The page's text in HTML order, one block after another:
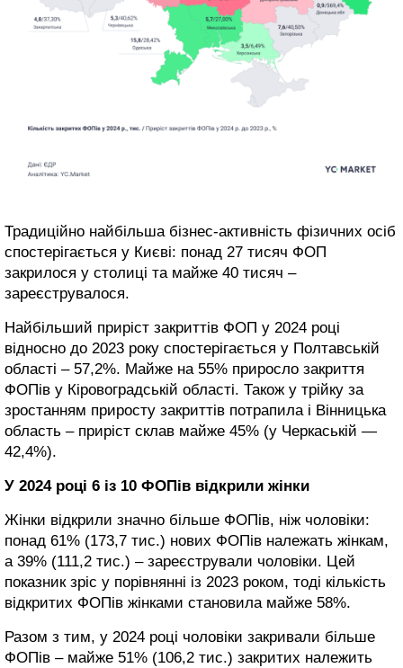
Традиційно найбільша бізнес-активність фізичних осіб
спостерігається у Києві: понад 27 тисяч ФОП
закрилося у столиці та майже 40 тисяч –
зареєструвалося.
Найбільший приріст закриттів ФОП у 2024 році
відносно до 2023 року спостерігається у Полтавській
області – 57,2%. Майже на 55% приросло закриття
ФОПів у Кіровоградській області. Також у трійку за
зростанням приросту закриттів потрапила і Вінницька
область – приріст склав майже 45% (у Черкаській —
42,4%).
У 2024 році 6 із 10 ФОПів відкрили жінки
Жінки відкрили значно більше ФОПів, ніж чоловіки:
понад 61% (173,7 тис.) нових ФОПів належать жінкам,
а 39% (111,2 тис.) – зареєстрували чоловіки. Цей
показник зріс у порівнянні із 2023 роком, тоді кількість
відкритих ФОПів жінками становила майже 58%.
Разом з тим, у 2024 році чоловіки закривали більше
ФОПів – майже 51% (106,2 тис.) закритих належить